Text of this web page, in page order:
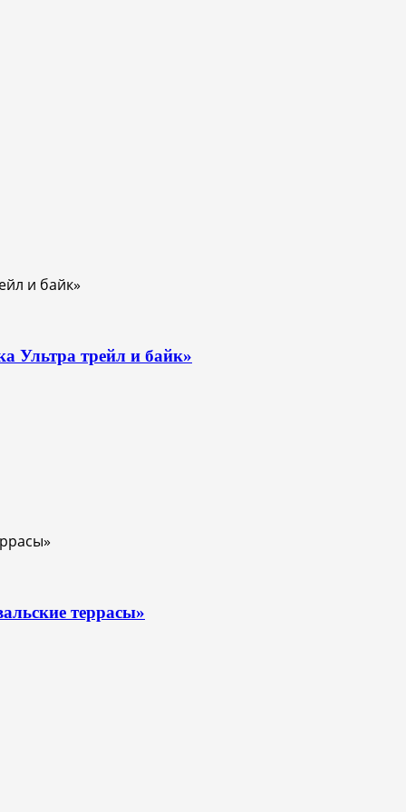
Ультра трейл и байк»
террасы»